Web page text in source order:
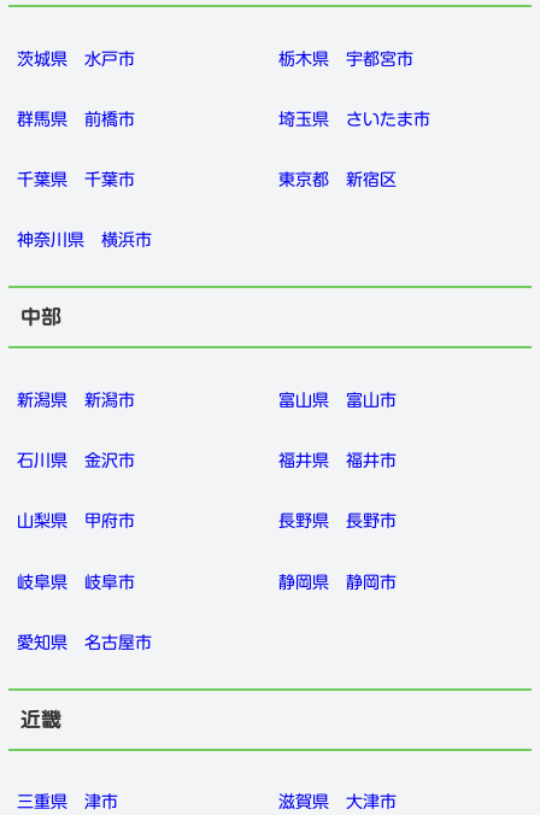
茨城県 水戸市 栃木県 宇都宮市
群馬県 前橋市 埼玉県 さいたま市
千葉県 千葉市 東京都 新宿区
神奈川県 横浜市
中部
新潟県 新潟市 富山県 富山市
石川県 金沢市 福井県 福井市
山梨県 甲府市 長野県 長野市
岐阜県 岐阜市 静岡県 静岡市
愛知県 名古屋市
近畿
三重県 津市 滋賀県 大津市